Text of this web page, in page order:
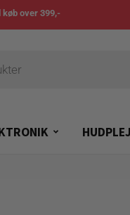
over 399,-